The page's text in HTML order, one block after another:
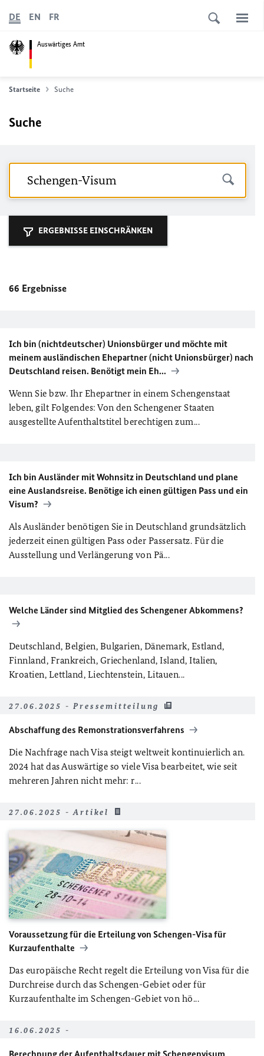
Auswärtiges Amt
DE EN FR
Startseite Suche
Suche
ERGEBNISSE EINSCHRÄNKEN
66 Ergebnisse
Ich bin (nichtdeutscher) Unionsbürger und möchte mit
meinem ausländischen Ehepartner (nicht Unionsbürger) nach
Deutschland reisen. Benötigt mein Eh...
Wenn Sie bzw. Ihr Ehepartner in einem Schengenstaat
leben, gilt Folgendes: Von den Schengener Staaten
ausgestellte Aufenthaltstitel berechtigen zum...
Ich bin Ausländer mit Wohnsitz in Deutschland und plane
eine Auslandsreise. Benötige ich einen gültigen Pass und ein
Visum?
Als Ausländer benötigen Sie in Deutschland grundsätzlich
jederzeit einen gültigen Pass oder Passersatz. Für die
Ausstellung und Verlängerung von Pä...
Welche Länder sind Mitglied des Schengener Abkommens?
Deutschland, Belgien, Bulgarien, Dänemark, Estland,
Finnland, Frankreich, Griechenland, Island, Italien,
Kroatien, Lettland, Liechtenstein, Litauen...
27.06.2025 - Pressemitteilung
Abschaffung des Remonstrationsverfahrens
Die Nachfrage nach Visa steigt weltweit kontinuierlich an.
2024 hat das Auswärtige so viele Visa bearbeitet, wie seit
mehreren Jahren nicht mehr: r...
27.06.2025 - Artikel
Voraussetzung für die Erteilung von Schengen-Visa für
Kurzaufenthalte
Das europäische Recht regelt die Erteilung von Visa für die
Durchreise durch das Schengen-Gebiet oder für
Kurzaufenthalte im Schengen-Gebiet von hö...
16.06.2025 -